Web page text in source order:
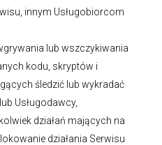
innym Usługobiorcom
lub wszczykiwania
kodu, skryptów i
śledzić lub wykradać
Usługodawcy,
działań mających na
działania Serwisu